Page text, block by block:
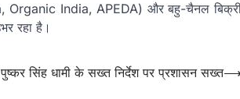
Organic India, APEDA) और बहु-चैनल
रहा है।
सिंह धामी के सख्त निर्देश पर प्रशासन सख्त⟶